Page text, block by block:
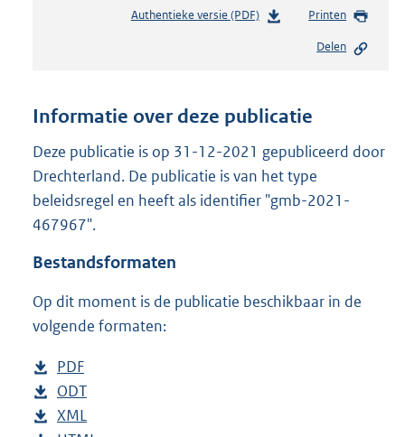
Authentieke versie (PDF)b
n
s
g
r
o
:
Printen
Delen
Informatie over deze publicatie
Deze publicatie is op 31-12-2021 gepubliceerd door
Drechterland. De publicatie is van het type
beleidsregel en heeft als identifier "gmb-2021-
467967".
Bestandsformaten
Op dit moment is de publicatie beschikbaar in de
volgende formaten:
D
o
w
PDF
e
s
D
o
ODT
D
XML